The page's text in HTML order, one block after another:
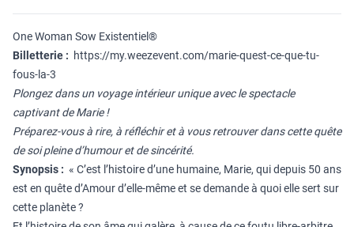
One Woman Sow Existentiel®
Billetterie : https://my.weezevent.com/marie-quest-ce-que-tu-
fous-la-3
Plongez dans un voyage intérieur unique avec le spectacle
captivant de Marie !
Préparez-vous à rire, à réfléchir et à vous retrouver dans cette quête
de soi pleine d’humour et de sincérité.
Synopsis : « C’est l’histoire d’une humaine, Marie, qui depuis 50 ans
est en quête d’Amour d’elle-même et se demande à quoi elle sert sur
cette planète ?